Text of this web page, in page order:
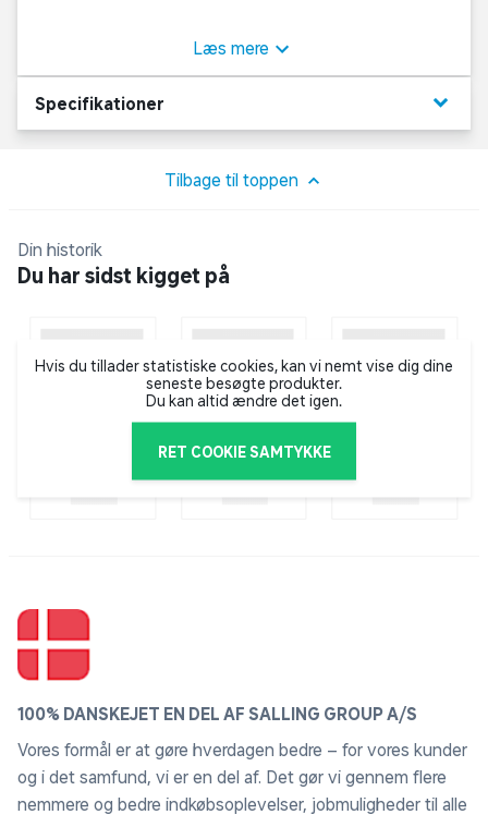
beskeder. Sættet gør det muligt at designe armbånd,
halskæder og nøgleringe. Perlerne trækkes nemt på
snor og afsluttes med knude eller lås. Velegnet til
kreative aktiviteter, hvor barnet kan eksperimentere
opbevares samlet under brug.
Læs mere
Specifikationer keyboard_arrow_down
Tilbage til toppen
Din historik
Du har sidst kigget på
Hvis du tillader statistiske cookies, kan vi nemt vise dig dine
seneste besøgte produkter.
Du kan altid ændre det igen.
RET COOKIE SAMTYKKE
100% DANSKEJET EN DEL AF SALLING GROUP A/S
Vores formål er at gøre hverdagen bedre – for vores kunder
og i det samfund, vi er en del af. Det gør vi gennem flere
nemmere og bedre indkøbsoplevelser, jobmuligheder til alle